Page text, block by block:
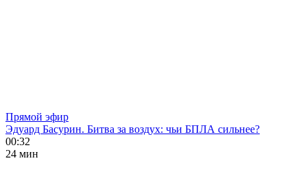
Прямой эфир
Эдуард Басурин. Битва за воздух: чьи БПЛА сильнее?
00:32
24 мин